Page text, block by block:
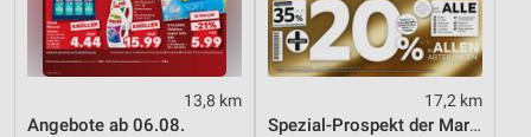
13,8 km
Angebote ab 06.08.
17,2 km
Spezial-Prospekt der Marken
Nicht-IAB-Verarbeitungszwecke:
Notwendig